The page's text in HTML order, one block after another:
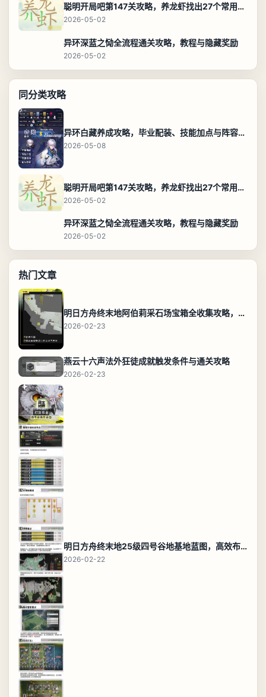
聪明开局吧第147关攻略，养龙虾找出27个常用字通关答案
2026-05-02
异环深蓝之恸全流程通关攻略，教程与隐藏奖励
2026-05-02
同分类攻略
异环白藏养成攻略，毕业配装、技能加点与阵容搭配保姆级解析
2026-05-08
聪明开局吧第147关攻略，养龙虾找出27个常用字通关答案
2026-05-02
异环深蓝之恸全流程通关攻略，教程与隐藏奖励
2026-05-02
热门文章
明日方舟终末地阿伯莉采石场宝箱全收集攻略，全点位分布图与路线
2026-02-23
燕云十六声法外狂徒成就触发条件与通关攻略
2026-02-23
明日方舟终末地25级四号谷地基地蓝图，高效布局规划
2026-02-22